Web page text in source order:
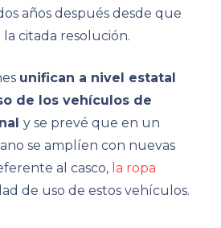
años después desde que
citada resolución.
unifican a nivel estatal
de los vehículos de
y se prevé que en un
se amplíen con nuevas
al casco, la ropa
de uso de estos vehículos.